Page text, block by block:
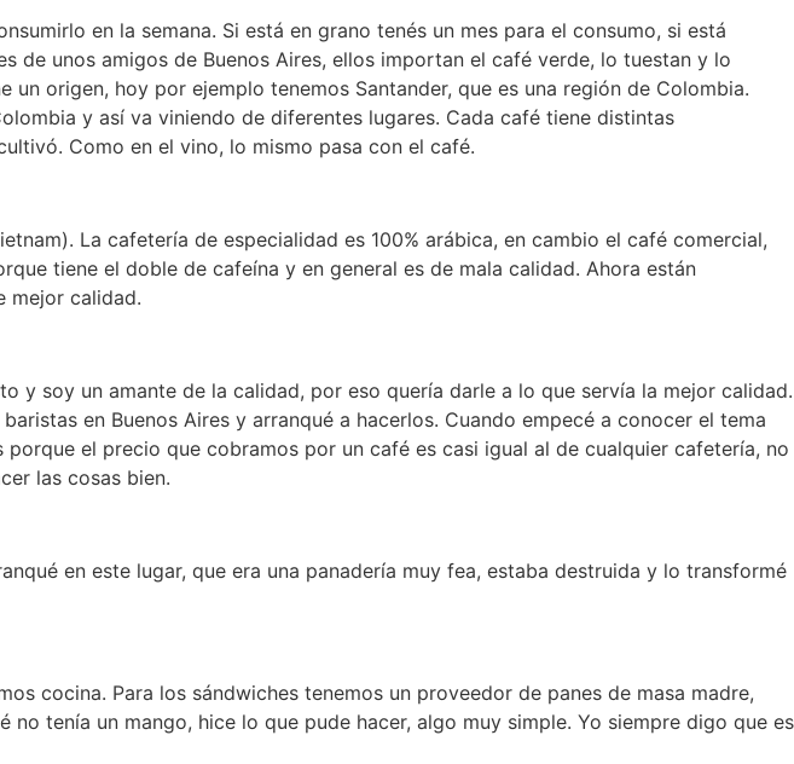
en la semana. Si está en grano tenés un mes para el consumo, si está
de unos amigos de Buenos Aires, ellos importan el café verde, lo tuestan y lo
origen, hoy por ejemplo tenemos Santander, que es una región de Colombia.
y así va viniendo de diferentes lugares. Cada café tiene distintas
Como en el vino, lo mismo pasa con el café.
La cafetería de especialidad es 100% arábica, en cambio el café comercial,
tiene el doble de cafeína y en general es de mala calidad. Ahora están
mejor calidad.
y soy un amante de la calidad, por eso quería darle a lo que servía la mejor calidad.
en Buenos Aires y arranqué a hacerlos. Cuando empecé a conocer el tema
el precio que cobramos por un café es casi igual al de cualquier cafetería, no
las cosas bien.
en este lugar, que era una panadería muy fea, estaba destruida y lo transformé
cocina. Para los sándwiches tenemos un proveedor de panes de masa madre,
tenía un mango, hice lo que pude hacer, algo muy simple. Yo siempre digo que es